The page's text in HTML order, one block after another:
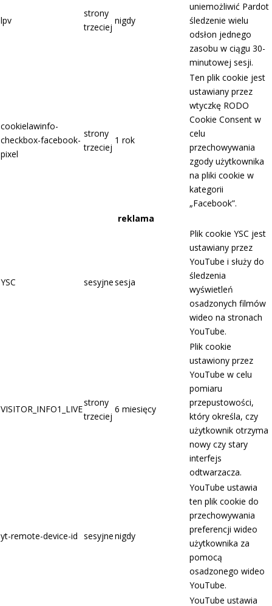
lpv
strony
trzeciej
nigdy
uniemożliwić Pardot
śledzenie wielu
odsłon jednego
zasobu w ciągu 30-
minutowej sesji.
cookielawinfo-
checkbox-facebook-
pixel
strony
trzeciej
1 rok
Ten plik cookie jest
ustawiany przez
wtyczkę RODO
Cookie Consent w
celu
przechowywania
zgody użytkownika
na pliki cookie w
kategorii
„Facebook”.
reklama
YSC sesyjnesesja
Plik cookie YSC jest
ustawiany przez
YouTube i służy do
śledzenia
wyświetleń
osadzonych filmów
wideo na stronach
YouTube.
VISITOR_INFO1_LIVE
strony
trzeciej
6 miesięcy
Plik cookie
ustawiony przez
YouTube w celu
pomiaru
przepustowości,
który określa, czy
użytkownik otrzyma
nowy czy stary
interfejs
odtwarzacza.
yt-remote-device-id sesyjnenigdy
YouTube ustawia
ten plik cookie do
przechowywania
preferencji wideo
użytkownika za
pomocą
osadzonego wideo
YouTube.
YouTube ustawia